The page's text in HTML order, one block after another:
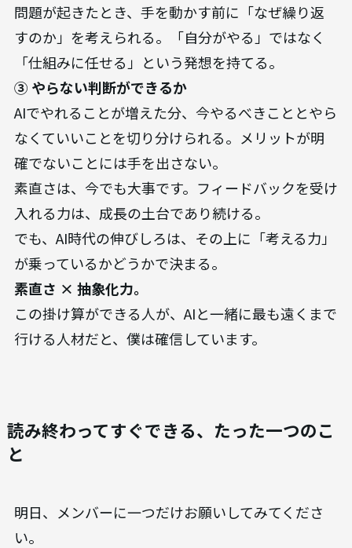
問題が起きたとき、手を動かす前に「なぜ繰り返
すのか」を考えられる。「自分がやる」ではなく
「仕組みに任せる」という発想を持てる。
③ やらない判断ができるか
AIでやれることが増えた分、今やるべきこととやら
なくていいことを切り分けられる。メリットが明
確でないことには手を出さない。
素直さは、今でも大事です。フィードバックを受け
入れる力は、成長の土台であり続ける。
でも、AI時代の伸びしろは、その上に「考える力」
が乗っているかどうかで決まる。
素直さ × 抽象化力。
この掛け算ができる人が、AIと一緒に最も遠くまで
行ける人材だと、僕は確信しています。
読み終わってすぐできる、たった一つのこ
と
明日、メンバーに一つだけお願いしてみてくださ
い。